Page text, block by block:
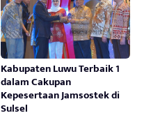
Kabupaten Luwu Terbaik 1
dalam Cakupan
Kepesertaan Jamsostek di
Sulsel